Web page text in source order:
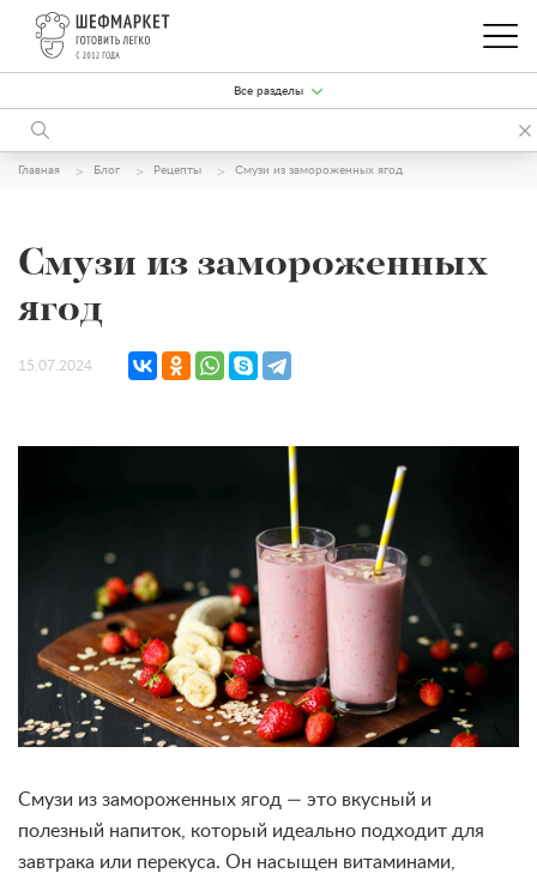
Все разделы
Главная Блог Рецепты Смузи из замороженных ягод
Смузи из замороженных
ягод
15.07.2024
Смузи из замороженных ягод — это вкусный и
полезный напиток, который идеально подходит для
завтрака или перекуса. Он насыщен витаминами,